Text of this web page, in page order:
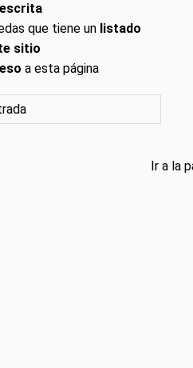
que tiene un listado
sitio
a esta página
Ir a la